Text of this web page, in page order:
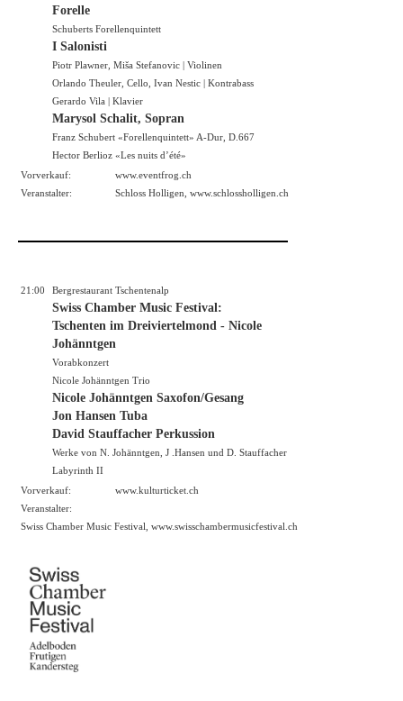
Forelle
Schuberts Forellenquintett
I Salonisti
Piotr Plawner, Miša Stefanovic | Violinen
Orlando Theuler, Cello, Ivan Nestic | Kontrabass
Gerardo Vila | Klavier
Marysol Schalit, Sopran
Franz Schubert «Forellenquintett» A-Dur, D.667
Hector Berlioz «Les nuits d’été»
Vorverkauf:
www.eventfrog.ch
Veranstalter:
Schloss Holligen, www.schlossholligen.ch
21:00 Bergrestaurant Tschentenalp
Swiss Chamber Music Festival:
Tschenten im Dreiviertelmond - Nicole
Johänntgen
Vorabkonzert
Nicole Johänntgen Trio
Nicole Johänntgen Saxofon/Gesang
Jon Hansen Tuba
David Stauffacher Perkussion
Werke von N. Johänntgen, J .Hansen und D. Stauffacher
Labyrinth II
Vorverkauf:
www.kulturticket.ch
Veranstalter:
Swiss Chamber Music Festival, www.swisschambermusicfestival.ch